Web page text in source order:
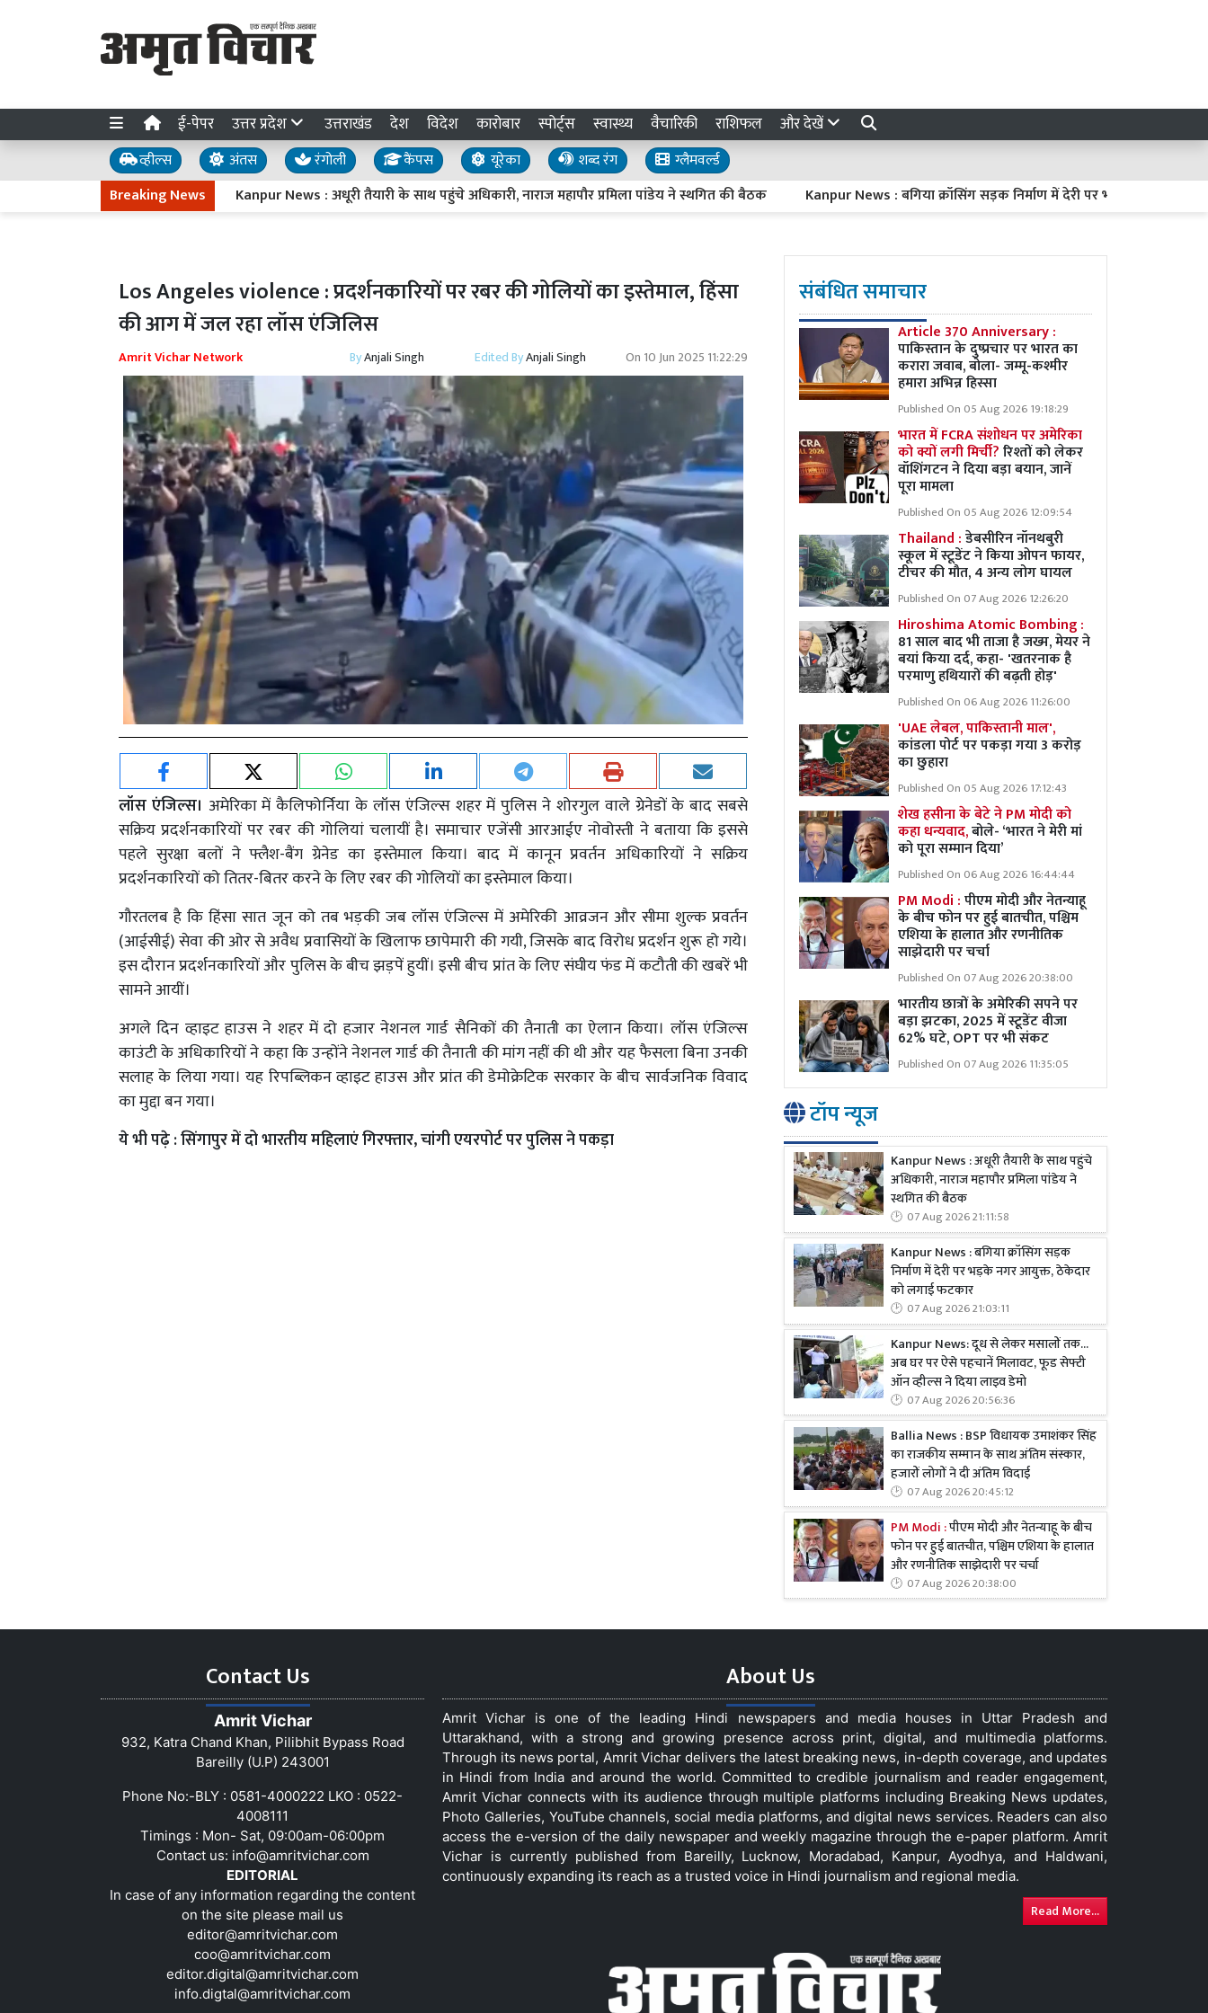
ई-पेपर उत्तर प्रदेश उत्तराखंड देश विदेश कारोबार स्पोर्ट्स स्वास्थ्य वैचारिकी राशिफल और देखें
व्हील्स अंतस रंगोली कैंपस यूरेका शब्द रंग
ग्लैमवर्ल्ड
Breaking NewsKanpur News : अधूरी तैयारी के साथ पहुंचे अधिकारी, नाराज महापौर प्रमिला पांडेय ने स्थगित की बैठक Kanpur News : बगिया क्रॉसिंग सड़क निर्माण में देरी पर भड़के नगर आयुक्त,
Los Angeles violence : प्रदर्शनकारियों पर रबर की गोलियों का इस्तेमाल, हिंसा
की आग में जल रहा लॉस एंजिलिस
Amrit Vichar Network ByAnjali Singh Edited ByAnjali Singh On 10 Jun 2025 11:22:29
लॉस एंजिल्स। अमेरिका में कैलिफोर्निया के लॉस एंजिल्स शहर में पुलिस ने शोरगुल वाले ग्रेनेडों के बाद सबसे
सक्रिय प्रदर्शनकारियों पर रबर की गोलियां चलायीं है। समाचार एजेंसी आरआईए नोवोस्ती ने बताया कि इससे
पहले सुरक्षा बलों ने फ्लैश-बैंग ग्रेनेड का इस्तेमाल किया। बाद में कानून प्रवर्तन अधिकारियों ने सक्रिय
प्रदर्शनकारियों को तितर-बितर करने के लिए रबर की गोलियों का इस्तेमाल किया।
गौरतलब है कि हिंसा सात जून को तब भड़की जब लॉस एंजिल्स में अमेरिकी आव्रजन और सीमा शुल्क प्रवर्तन
(आईसीई) सेवा की ओर से अवैध प्रवासियों के खिलाफ छापेमारी की गयी, जिसके बाद विरोध प्रदर्शन शुरू हो गये।
इस दौरान प्रदर्शनकारियों और पुलिस के बीच झड़पें हुयीं। इसी बीच प्रांत के लिए संघीय फंड में कटौती की खबरें भी
सामने आयीं।
अगले दिन व्हाइट हाउस ने शहर में दो हजार नेशनल गार्ड सैनिकों की तैनाती का ऐलान किया। लॉस एंजिल्स
काउंटी के अधिकारियों ने कहा कि उन्होंने नेशनल गार्ड की तैनाती की मांग नहीं की थी और यह फैसला बिना उनकी
सलाह के लिया गया। यह रिपब्लिकन व्हाइट हाउस और प्रांत की डेमोक्रेटिक सरकार के बीच सार्वजनिक विवाद
का मुद्दा बन गया।
ये भी पढ़े :सिंगापुर में दो भारतीय महिलाएं गिरफ्तार, चांगी एयरपोर्ट पर पुलिस ने पकड़ा
संबंधित समाचार
Article 370 Anniversary :
पाकिस्तान के दुष्प्रचार पर भारत का
करारा जवाब, बोला- जम्मू-कश्मीर
हमारा अभिन्न हिस्सा
Published On 05 Aug 2026 19:18:29
भारत में FCRA संशोधन पर अमेरिका
को क्यों लगी मिर्ची?रिश्तों को लेकर
वॉशिंगटन ने दिया बड़ा बयान, जानें
पूरा मामला
Published On 05 Aug 2026 12:09:54
Thailand :डेबसीरिन नॉनथबुरी
स्कूल में स्टूडेंट ने किया ओपन फायर,
टीचर की मौत, 4 अन्य लोग घायल
Published On 07 Aug 2026 12:26:20
Hiroshima Atomic Bombing :
81 साल बाद भी ताजा है जख्म, मेयर ने
बयां किया दर्द, कहा- 'खतरनाक है
परमाणु हथियारों की बढ़ती होड़'
Published On 06 Aug 2026 11:26:00
'UAE लेबल, पाकिस्तानी माल',
कांडला पोर्ट पर पकड़ा गया 3 करोड़
का छुहारा
Published On 05 Aug 2026 17:12:43
शेख हसीना के बेटे ने PM मोदी को
कहा धन्यवाद,बोले- ‘भारत ने मेरी मां
को पूरा सम्मान दिया’
Published On 06 Aug 2026 16:44:44
PM Modi :पीएम मोदी और नेतन्याहू
के बीच फोन पर हुई बातचीत, पश्चिम
एशिया के हालात और रणनीतिक
साझेदारी पर चर्चा
Published On 07 Aug 2026 20:38:00
भारतीय छात्रों के अमेरिकी सपने पर
बड़ा झटका, 2025 में स्टूडेंट वीजा
62% घटे, OPT पर भी संकट
Published On 07 Aug 2026 11:35:05
टॉप न्यूज
Kanpur News : अधूरी तैयारी के साथ पहुंचे
अधिकारी, नाराज महापौर प्रमिला पांडेय ने
स्थगित की बैठक
07 Aug 2026 21:11:58
Kanpur News : बगिया क्रॉसिंग सड़क
निर्माण में देरी पर भड़के नगर आयुक्त, ठेकेदार
को लगाई फटकार
07 Aug 2026 21:03:11
Kanpur News: दूध से लेकर मसालों तक...
अब घर पर ऐसे पहचानें मिलावट, फूड सेफ्टी
ऑन व्हील्स ने दिया लाइव डेमो
07 Aug 2026 20:56:36
Ballia News : BSP विधायक उमाशंकर सिंह
का राजकीय सम्मान के साथ अंतिम संस्कार,
हजारों लोगों ने दी अंतिम विदाई
07 Aug 2026 20:45:12
PM Modi :पीएम मोदी और नेतन्याहू के बीच
फोन पर हुई बातचीत, पश्चिम एशिया के हालात
और रणनीतिक साझेदारी पर चर्चा
07 Aug 2026 20:38:00
Contact Us
Amrit Vichar
932, Katra Chand Khan, Pilibhit Bypass Road
Bareilly (U.P) 243001
Phone No:-BLY : 0581-4000222 LKO : 0522-
4008111
Timings : Mon- Sat, 09:00am-06:00pm
Contact us: info@amritvichar.com
EDITORIAL
In case of any information regarding the content
on the site please mail us
editor@amritvichar.com
coo@amritvichar.com
editor.digital@amritvichar.com
info.digtal@amritvichar.com
About Us
Amrit Vichar is one of the leading Hindi newspapers and media houses in Uttar Pradesh and
Uttarakhand, with a strong and growing presence across print, digital, and multimedia platforms.
Through its news portal, Amrit Vichar delivers the latest breaking news, in-depth coverage, and updates
in Hindi from India and around the world. Committed to credible journalism and reader engagement,
Amrit Vichar connects with its audience through multiple platforms including Breaking News updates,
Photo Galleries, YouTube channels, social media platforms, and digital news services. Readers can also
access the e-version of the daily newspaper and weekly magazine through the e-paper platform. Amrit
Vichar is currently published from Bareilly, Lucknow, Moradabad, Kanpur, Ayodhya, and Haldwani,
continuously expanding its reach as a trusted voice in Hindi journalism and regional media.
Read More...